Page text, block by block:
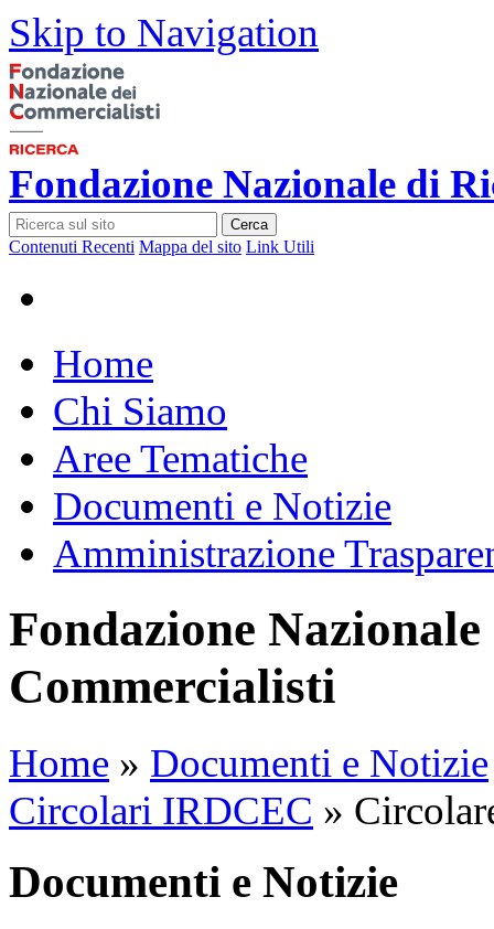
Skip to Navigation
Fondazione Nazionale di
Cerca
Contenuti Recenti Mappa del sito Link Utili
Home
Chi Siamo
Aree Tematiche
Documenti e Notizie
Amministrazione
Fondazione
Commercialisti
Home » Documenti e Notizie
Circolari IRDCEC »
Documenti e Notizie